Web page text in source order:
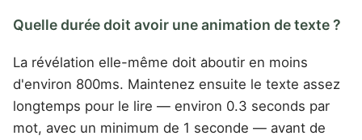
Quelle durée doit avoir une animation de texte ?
La révélation elle-même doit aboutir en moins
d'environ 800ms. Maintenez ensuite le texte assez
longtemps pour le lire — environ 0.3 seconds par
mot, avec un minimum de 1 seconde — avant de